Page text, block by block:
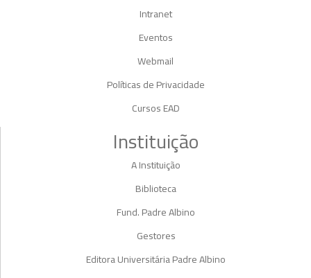
Intranet
Eventos
Webmail
Políticas de Privacidade
Cursos EAD
Instituição
A Instituição
Biblioteca
Fund. Padre Albino
Gestores
Editora Universitária Padre Albino